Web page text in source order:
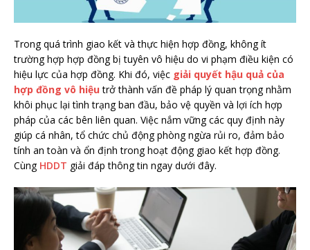
Trong quá trình giao kết và thực hiện hợp đồng, không ít
trường hợp hợp đồng bị tuyên vô hiệu do vi phạm điều kiện có
hiệu lực của hợp đồng. Khi đó, việc giải quyết hậu quả của
hợp đồng vô hiệu trở thành vấn đề pháp lý quan trọng nhằm
khôi phục lại tình trạng ban đầu, bảo vệ quyền và lợi ích hợp
pháp của các bên liên quan. Việc nắm vững các quy định này
giúp cá nhân, tổ chức chủ động phòng ngừa rủi ro, đảm bảo
tính an toàn và ổn định trong hoạt động giao kết hợp đồng.
Cùng HDDT giải đáp thông tin ngay dưới đây.